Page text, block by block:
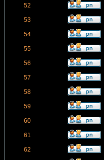
52
53
54
55
56
57
58
59
60
61
62